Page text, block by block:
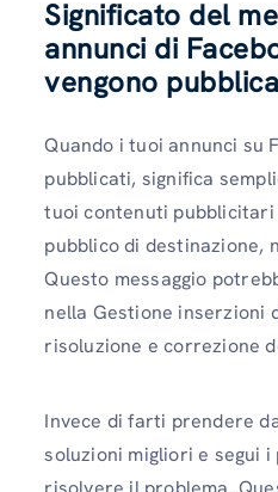
Significato del
annunci di
vengono
Quando i tuoi annunci su
pubblicati, significa
tuoi contenuti
pubblico di destinazione,
Questo messaggio
nella Gestione inserzioni
risoluzione e correzione
Invece di farti prendere
soluzioni migliori e segui